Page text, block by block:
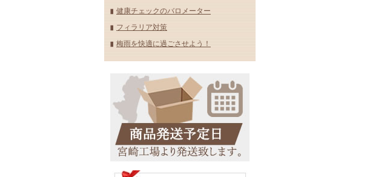
健康チェックのバロメーター
フィラリア対策
梅雨を快適に過ごさせよう！